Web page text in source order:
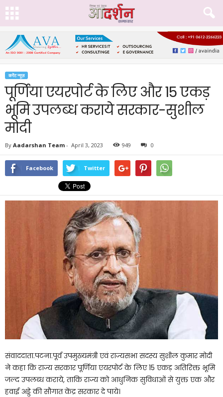
करेंट न्यूज़
पूर्णिया एयरपोर्ट के लिए और 15 एकड़
भूमि उपलब्ध कराये सरकार-सुशील
मोदी
By Aadarshan Team - April 3, 2023 949 0
Facebook Twitter
संवाददाता.पटना.पूर्व उपमुख्यमंत्री एवं राज्यसभा सदस्य सुशील कुमार मोदी
ने कहा कि राज्य सरकार पूर्णिया एयरपोर्ट के लिए 15 एकड़ अतिरिक्त भूमि
जल्द उपलब्ध कराये, ताकि राज्य को आधुनिक सुविधाओं से युक्त एक और
हवाई अड्डे की सौगात केंद्र सरकार दे पाये।